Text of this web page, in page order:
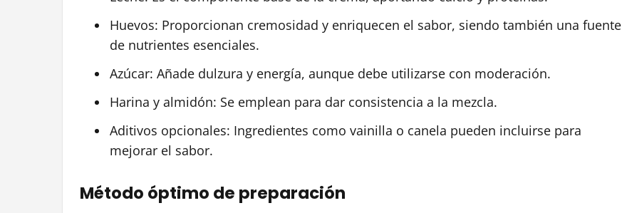
Huevos: Proporcionan cremosidad y enriquecen el sabor, siendo también una fuente
de nutrientes esenciales.
Azúcar: Añade dulzura y energía, aunque debe utilizarse con moderación.
Harina y almidón: Se emplean para dar consistencia a la mezcla.
Aditivos opcionales: Ingredientes como vainilla o canela pueden incluirse para
mejorar el sabor.
Método óptimo de preparación